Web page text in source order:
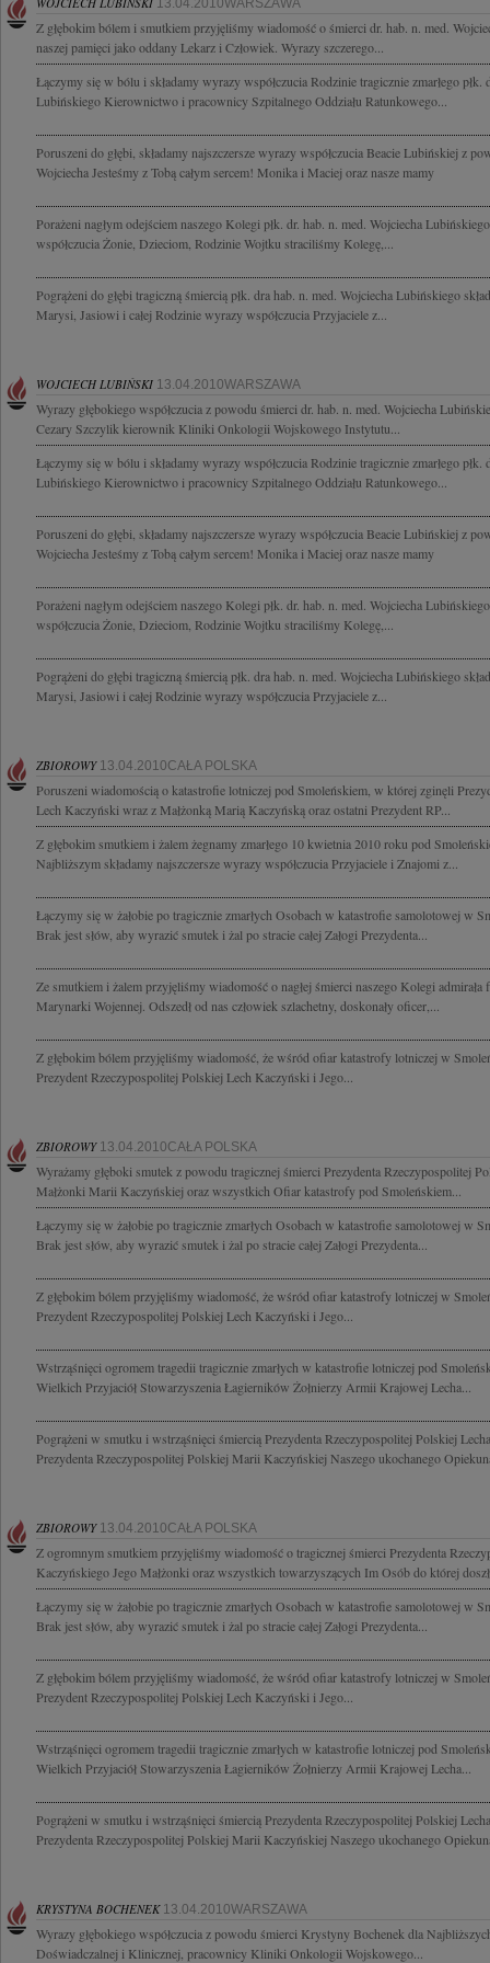
13.04.2010WARSZAWA
Z głębokim bólem i smutkiem przyjęliśmy wiadomość o śmierci dr. hab. n. med.
naszej pamięci jako oddany Lekarz i Człowiek. Wyrazy szczerego...
Łączymy się w bólu i składamy wyrazy współczucia Rodzinie tragicznie zmarłego płk.
Lubińskiego Kierownictwo i pracownicy Szpitalnego Oddziału Ratunkowego...
Poruszeni do głębi, składamy najszczersze wyrazy współczucia Beacie Lubińskiej z
Wojciecha Jesteśmy z Tobą całym sercem! Monika i Maciej oraz nasze mamy
Porażeni nagłym odejściem naszego Kolegi płk. dr. hab. n. med. Wojciecha
współczucia Żonie, Dzieciom, Rodzinie Wojtku straciliśmy Kolegę,...
Pogrążeni do głębi tragiczną śmiercią płk. dra hab. n. med. Wojciecha Lubińskiego
Marysi, Jasiowi i całej Rodzinie wyrazy współczucia Przyjaciele z...
WOJCIECH LUBIŃSKI 13.04.2010WARSZAWA
Wyrazy głębokiego współczucia z powodu śmierci dr. hab. n. med. Wojciecha
Cezary Szczylik kierownik Kliniki Onkologii Wojskowego Instytutu...
Łączymy się w bólu i składamy wyrazy współczucia Rodzinie tragicznie zmarłego płk.
Lubińskiego Kierownictwo i pracownicy Szpitalnego Oddziału Ratunkowego...
Poruszeni do głębi, składamy najszczersze wyrazy współczucia Beacie Lubińskiej z
Wojciecha Jesteśmy z Tobą całym sercem! Monika i Maciej oraz nasze mamy
Porażeni nagłym odejściem naszego Kolegi płk. dr. hab. n. med. Wojciecha
współczucia Żonie, Dzieciom, Rodzinie Wojtku straciliśmy Kolegę,...
Pogrążeni do głębi tragiczną śmiercią płk. dra hab. n. med. Wojciecha Lubińskiego
Marysi, Jasiowi i całej Rodzinie wyrazy współczucia Przyjaciele z...
ZBIOROWY 13.04.2010CAŁA POLSKA
Poruszeni wiadomością o katastrofie lotniczej pod Smoleńskiem, w której zginęli
Lech Kaczyński wraz z Małżonką Marią Kaczyńską oraz ostatni Prezydent RP...
Z głębokim smutkiem i żalem żegnamy zmarłego 10 kwietnia 2010 roku pod
Najbliższym składamy najszczersze wyrazy współczucia Przyjaciele i Znajomi z...
Łączymy się w żałobie po tragicznie zmarłych Osobach w katastrofie samolotowej w
Brak jest słów, aby wyrazić smutek i żal po stracie całej Załogi Prezydenta...
Ze smutkiem i żalem przyjęliśmy wiadomość o nagłej śmierci naszego Kolegi
Marynarki Wojennej. Odszedł od nas człowiek szlachetny, doskonały oficer,...
Z głębokim bólem przyjęliśmy wiadomość, że wśród ofiar katastrofy lotniczej w
Prezydent Rzeczypospolitej Polskiej Lech Kaczyński i Jego...
ZBIOROWY 13.04.2010CAŁA POLSKA
Wyrażamy głęboki smutek z powodu tragicznej śmierci Prezydenta Rzeczypospolitej
Małżonki Marii Kaczyńskiej oraz wszystkich Ofiar katastrofy pod Smoleńskiem...
Łączymy się w żałobie po tragicznie zmarłych Osobach w katastrofie samolotowej w
Brak jest słów, aby wyrazić smutek i żal po stracie całej Załogi Prezydenta...
Z głębokim bólem przyjęliśmy wiadomość, że wśród ofiar katastrofy lotniczej w
Prezydent Rzeczypospolitej Polskiej Lech Kaczyński i Jego...
Wstrząśnięci ogromem tragedii tragicznie zmarłych w katastrofie lotniczej pod
Wielkich Przyjaciół Stowarzyszenia Łagierników Żołnierzy Armii Krajowej Lecha...
Pogrążeni w smutku i wstrząśnięci śmiercią Prezydenta Rzeczypospolitej Polskiej
Prezydenta Rzeczypospolitej Polskiej Marii Kaczyńskiej Naszego ukochanego
ZBIOROWY 13.04.2010CAŁA POLSKA
Z ogromnym smutkiem przyjęliśmy wiadomość o tragicznej śmierci Prezydenta
Kaczyńskiego Jego Małżonki oraz wszystkich towarzyszących Im Osób do której
Łączymy się w żałobie po tragicznie zmarłych Osobach w katastrofie samolotowej w
Brak jest słów, aby wyrazić smutek i żal po stracie całej Załogi Prezydenta...
Z głębokim bólem przyjęliśmy wiadomość, że wśród ofiar katastrofy lotniczej w
Prezydent Rzeczypospolitej Polskiej Lech Kaczyński i Jego...
Wstrząśnięci ogromem tragedii tragicznie zmarłych w katastrofie lotniczej pod
Wielkich Przyjaciół Stowarzyszenia Łagierników Żołnierzy Armii Krajowej Lecha...
Pogrążeni w smutku i wstrząśnięci śmiercią Prezydenta Rzeczypospolitej Polskiej
Prezydenta Rzeczypospolitej Polskiej Marii Kaczyńskiej Naszego ukochanego
KRYSTYNA BOCHENEK 13.04.2010WARSZAWA
Wyrazy głębokiego współczucia z powodu śmierci Krystyny Bochenek dla
Doświadczalnej i Klinicznej, pracownicy Kliniki Onkologii Wojskowego...